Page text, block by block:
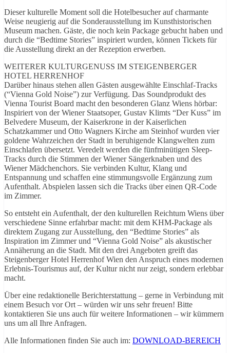
Dieser kulturelle Moment soll die Hotelbesucher auf charmante
Weise neugierig auf die Sonderausstellung im Kunsthistorischen
Museum machen. Gäste, die noch kein Package gebucht haben und
durch die “Bedtime Stories” inspiriert wurden, können Tickets für
die Ausstellung direkt an der Rezeption erwerben.
WEITERER KULTURGENUSS IM STEIGENBERGER
HOTEL HERRENHOF
Darüber hinaus stehen allen Gästen ausgewählte Einschlaf-Tracks
(“Vienna Gold Noise”) zur Verfügung. Das Soundprodukt des
Vienna Tourist Board macht den besonderen Glanz Wiens hörbar:
Inspiriert von der Wiener Staatsoper, Gustav Klimts “Der Kuss” im
Belvedere Museum, der Kaiserkrone in der Kaiserlichen
Schatzkammer und Otto Wagners Kirche am Steinhof wurden vier
goldene Wahrzeichen der Stadt in beruhigende Klangwelten zum
Einschlafen übersetzt. Veredelt werden die fünfminütigen Sleep-
Tracks durch die Stimmen der Wiener Sängerknaben und des
Wiener Mädchenchors. Sie verbinden Kultur, Klang und
Entspannung und schaffen eine stimmungsvolle Ergänzung zum
Aufenthalt. Abspielen lassen sich die Tracks über einen QR-Code
im Zimmer.
So entsteht ein Aufenthalt, der den kulturellen Reichtum Wiens über
verschiedene Sinne erfahrbar macht: mit dem KHM-Package als
direktem Zugang zur Ausstellung, den “Bedtime Stories” als
Inspiration im Zimmer und “Vienna Gold Noise” als akustischer
Annäherung an die Stadt. Mit den drei Angeboten greift das
Steigenberger Hotel Herrenhof Wien den Anspruch eines modernen
Erlebnis-Tourismus auf, der Kultur nicht nur zeigt, sondern erlebbar
macht.
Über eine redaktionelle Berichterstattung – gerne in Verbindung mit
einem Besuch vor Ort – würden wir uns sehr freuen! Bitte
kontaktieren Sie uns auch für weitere Informationen – wir kümmern
uns um all Ihre Anfragen.
Alle Informationen finden Sie auch im: DOWNLOAD-BEREICH